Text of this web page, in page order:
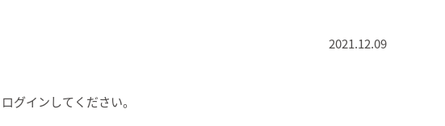
2021.12.09
ログインしてください。